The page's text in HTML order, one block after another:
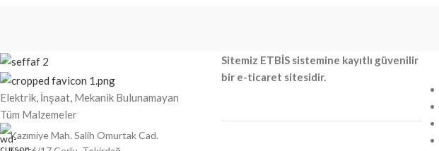
Elektrik, İnşaat, Mekanik Bulunamayan
Tüm Malzemeler
Kazımiye Mah. Salih Omurtak Cad.
Sitemiz ETBİS sistemine kayıtlı güvenilir
bir e-ticaret sitesidir.